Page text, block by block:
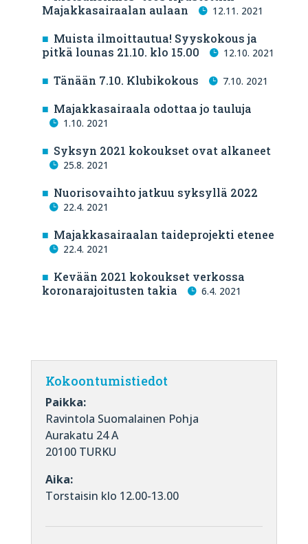
Majakkasairaalan aulaan
12.11. 2021
Muista ilmoittautua! Syyskokous ja
pitkä lounas 21.10. klo 15.00
12.10. 2021
Tänään 7.10. Klubikokous 7.10. 2021
Majakkasairaala odottaa jo tauluja
1.10. 2021
Syksyn 2021 kokoukset ovat alkaneet
25.8. 2021
Nuorisovaihto jatkuu syksyllä 2022
22.4. 2021
Majakkasairaalan taideprojekti etenee
22.4. 2021
Kevään 2021 kokoukset verkossa
koronarajoitusten takia
6.4. 2021
Kokoontumistiedot
Paikka:
Ravintola Suomalainen Pohja
Aurakatu 24 A
20100 TURKU
Aika:
Torstaisin klo 12.00-13.00